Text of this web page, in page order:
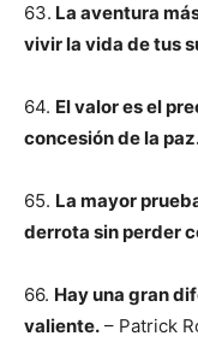
63. La aventura
vivir la vida de tus
64. El valor es el
concesión de la
65. La mayor
derrota sin perder
66. Hay una gran
valiente. – Patrick